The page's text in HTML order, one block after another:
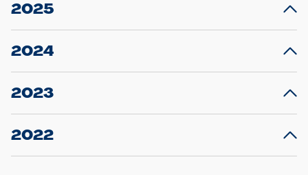
2025
23.12.2025
Projekt S5: Start der Bauarbeiten am
2024
10.12.2024
Großprojekt S5: Sperrung der Bahnstraße in
2023
20.12.2023
Schleswig-Holstein verlängert den
2022
22.12.2022